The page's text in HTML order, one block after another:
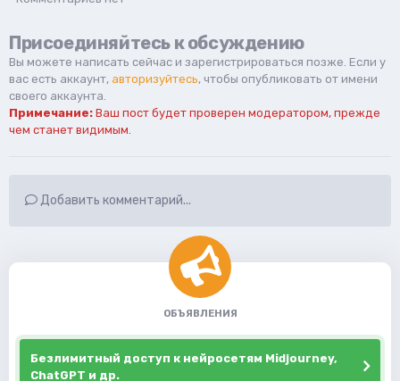
Присоединяйтесь к обсуждению
Вы можете написать сейчас и зарегистрироваться позже. Если у
вас есть аккаунт, авторизуйтесь, чтобы опубликовать от имени
своего аккаунта.
Примечание: Ваш пост будет проверен модератором, прежде
чем станет видимым.
Добавить комментарий...
ОБЪЯВЛЕНИЯ
Безлимитный доступ к нейросетям Midjourney,
ChatGPT и др.